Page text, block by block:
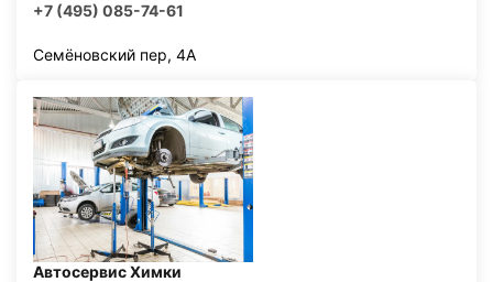
+7 (495) 085-74-61
Семёновский пер, 4А
Автосервис Химки